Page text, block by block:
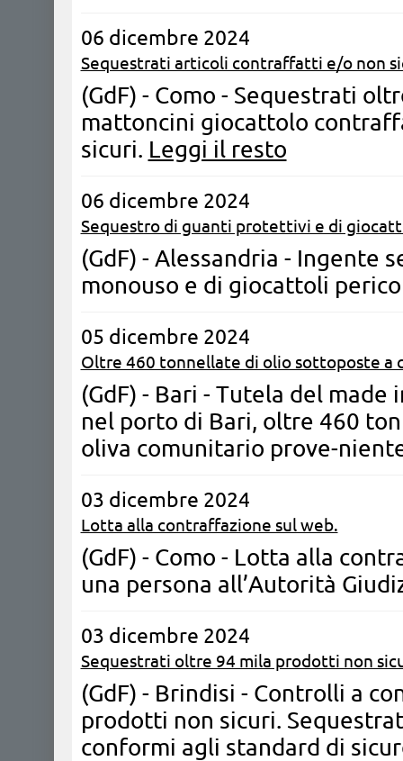
06 dicembre 2024
Sequestrati articoli contraffatti e/o non
(GdF) - Como - Sequestrati
mattoncini giocattolo
sicuri. Leggi il resto
06 dicembre 2024
Sequestro di guanti protettivi e di
(GdF) - Alessandria -
monouso e di giocattoli
05 dicembre 2024
Oltre 460 tonnellate di olio sottoposte a
(GdF) - Bari - Tutela del
nel porto di Bari, oltre 460
oliva comunitario prove-
03 dicembre 2024
Lotta alla contraffazione sul web.
(GdF) - Como - Lotta alla
una persona all’Autorità
03 dicembre 2024
Sequestrati oltre 94 mila prodotti non
(GdF) - Brindisi - Controlli a
prodotti non sicuri.
conformi agli standard di